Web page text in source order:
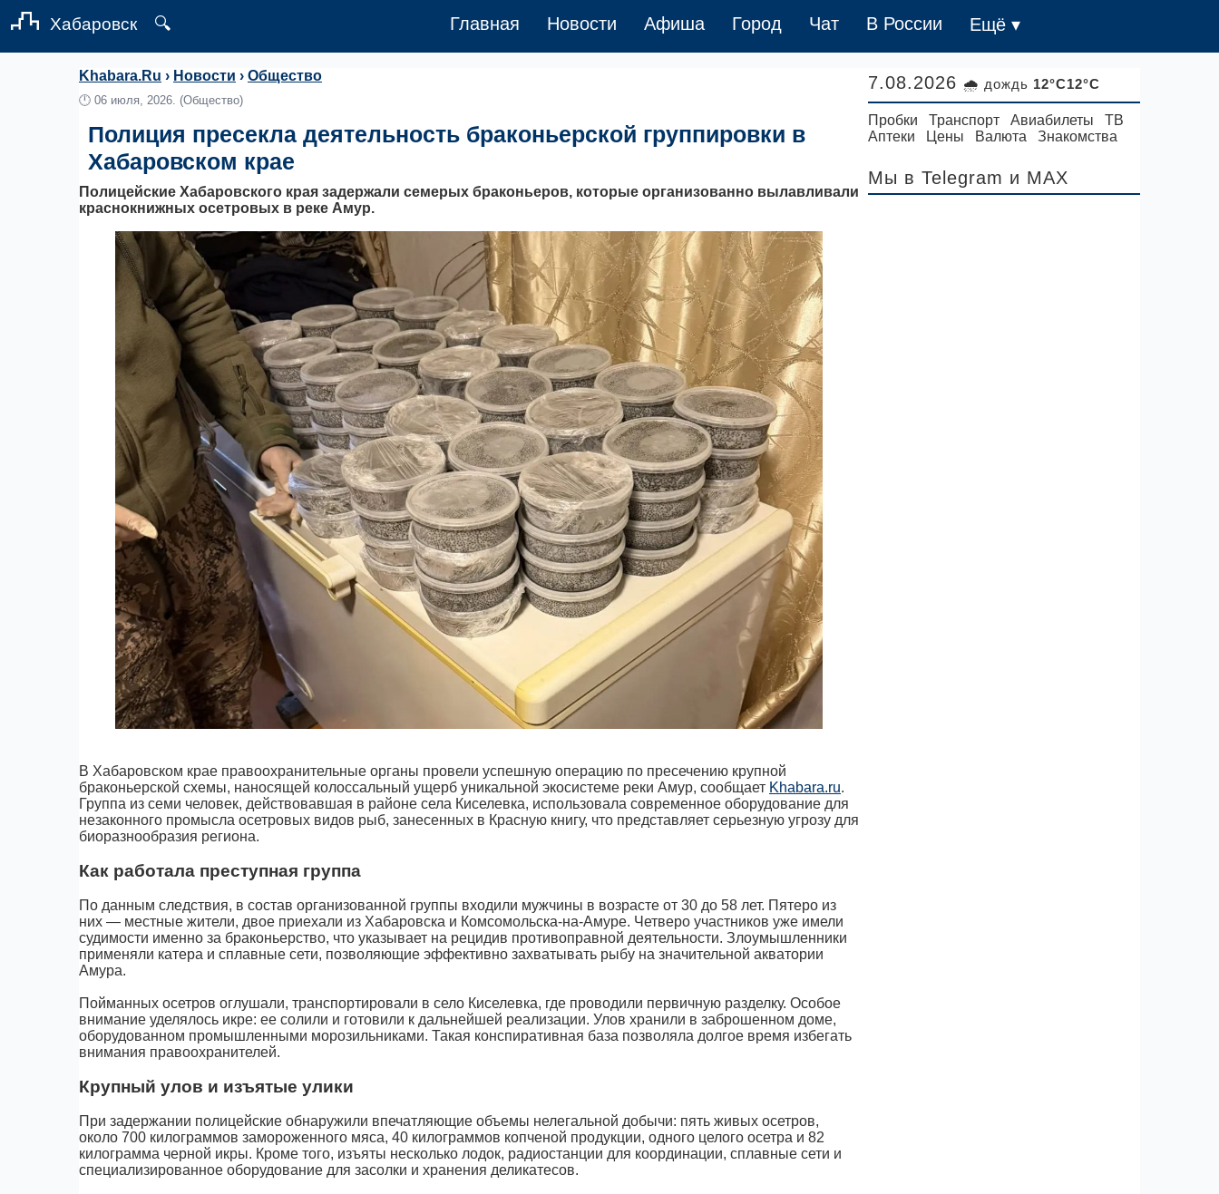
Хабаровск 🔍 Главная Новости Афиша Город Чат В России Ещё ▾
Khabara.Ru › Новости › Общество
🕛 06 июля, 2026. (Общество)
Полиция пресекла деятельность браконьерской группировки в
Хабаровском крае
Полицейские Хабаровского края задержали семерых браконьеров, которые организованно вылавливали
краснокнижных осетровых в реке Амур.
В Хабаровском крае правоохранительные органы провели успешную операцию по пресечению крупной
браконьерской схемы, наносящей колоссальный ущерб уникальной экосистеме реки Амур, сообщает Khabara.ru.
Группа из семи человек, действовавшая в районе села Киселевка, использовала современное оборудование для
незаконного промысла осетровых видов рыб, занесенных в Красную книгу, что представляет серьезную угрозу для
биоразнообразия региона.
Как работала преступная группа
По данным следствия, в состав организованной группы входили мужчины в возрасте от 30 до 58 лет. Пятеро из
них — местные жители, двое приехали из Хабаровска и Комсомольска-на-Амуре. Четверо участников уже имели
судимости именно за браконьерство, что указывает на рецидив противоправной деятельности. Злоумышленники
применяли катера и сплавные сети, позволяющие эффективно захватывать рыбу на значительной акватории
Амура.
Пойманных осетров оглушали, транспортировали в село Киселевка, где проводили первичную разделку. Особое
внимание уделялось икре: ее солили и готовили к дальнейшей реализации. Улов хранили в заброшенном доме,
оборудованном промышленными морозильниками. Такая конспиративная база позволяла долгое время избегать
внимания правоохранителей.
Крупный улов и изъятые улики
При задержании полицейские обнаружили впечатляющие объемы нелегальной добычи: пять живых осетров,
около 700 килограммов замороженного мяса, 40 килограммов копченой продукции, одного целого осетра и 82
килограмма черной икры. Кроме того, изъяты несколько лодок, радиостанции для координации, сплавные сети и
специализированное оборудование для засолки и хранения деликатесов.
7.08.2026 🌧 дождь 12°C12°C
Пробки Транспорт Авиабилеты
ТВ
Аптеки
Цены Валюта Знакомства
Мы в Telegram и MAX